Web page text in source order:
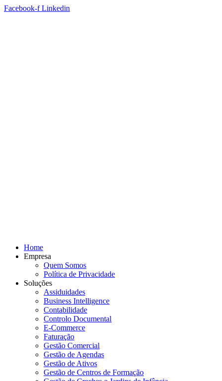
Facebook-f Linkedin
Home
Empresa
Quem Somos
Política de Privacidade
Soluções
Assiduidades
Business Intelligence
Contabilidade
Controlo Documental
E-Commerce
Faturação
Gestão Comercial
Gestão de Agendas
Gestão de Ativos
Gestão de Centros de Formação